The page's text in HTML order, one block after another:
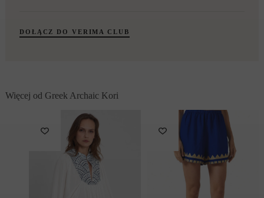
DOŁĄCZ DO VERIMA CLUB
Więcej od Greek Archaic Kori